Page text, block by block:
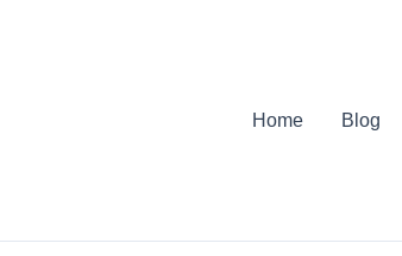
Home Blog